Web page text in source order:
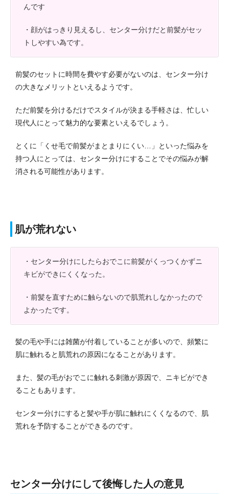
んです
・顔がはっきり見えるし、センター分けだと前髪がセッ
トしやすい為です。
前髪のセットに時間を費やす必要がないのは、センター分け
の大きなメリットといえるようです。
ただ前髪を分けるだけでスタイルが決まる手軽さは、忙しい
現代人にとって魅力的な要素といえるでしょう。
とくに「くせ毛で前髪がまとまりにくい…」といった悩みを
持つ人にとっては、センター分けにすることでその悩みが解
消される可能性があります。
肌が荒れない
・センター分けにしたらおでこに前髪がくっつくかずニ
キビができにくくなった。
・前髪を直すために触らないので肌荒れしなかったので
よかったです。
髪の毛や手には雑菌が付着していることが多いので、頻繁に
肌に触れると肌荒れの原因になることがあります。
また、髪の毛がおでこに触れる刺激が原因で、ニキビができ
ることもあります。
センター分けにすると髪や手が肌に触れにくくなるので、肌
荒れを予防することができるのです。
センター分けにして後悔した人の意見